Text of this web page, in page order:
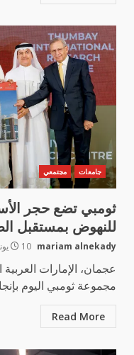
جامعات مجتمعي
ثومبي تضع حجر
للنهوض بمستقبل
mariam alnekady 10 يونيو، 2026
مجموعة ثومبي اليوم
Read More